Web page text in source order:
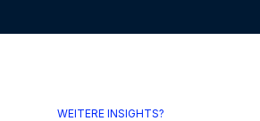
WEITERE INSIGHTS?